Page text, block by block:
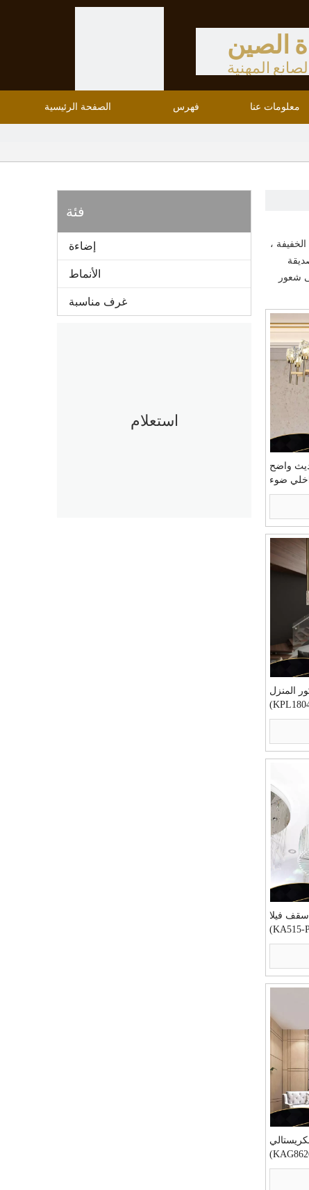
الصين
المهنية
معلومات عنا فهرس الصفحة الرئيسية
فئة
إضاءة
الأنماط
غرف مناسبة
استعلام
،
شعور
واضح
ضوء
المنزل
سقف فيلا